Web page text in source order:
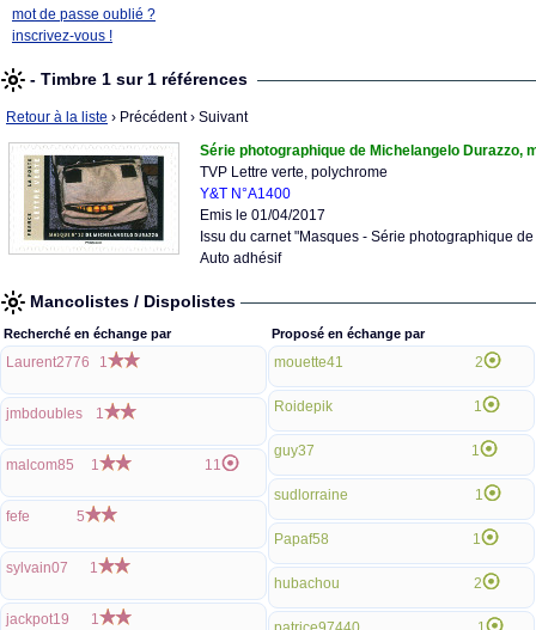
mot de passe oublié ?
inscrivez-vous !
- Timbre 1 sur 1 références
Retour à la liste › Précédent› Suivant
Série photographique de Michelangelo Durazzo,
TVP Lettre verte, polychrome
Y&T N°A1400
Emis le 01/04/2017
Issu du carnet "Masques - Série photographique
Auto adhésif
Mancolistes / Dispolistes
Recherché en échange par
Laurent2776 1
jmbdoubles 1
malcom85 1 11
fefe 5
sylvain07 1
jackpot19 1
Proposé en échange par
mouette41 2
Roidepik 1
guy37 1
sudlorraine 1
Papaf58 1
hubachou 2